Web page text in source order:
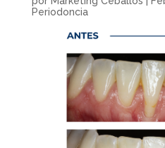
Periodoncia